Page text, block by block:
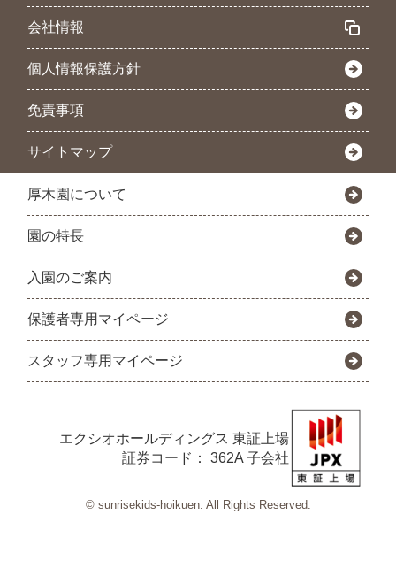
会社情報
個人情報保護方針
免責事項
サイトマップ
厚木園について
園の特長
入園のご案内
保護者専用マイページ
スタッフ専用マイページ
エクシオホールディングス 東証上場
証券コード： 362A 子会社
© sunrisekids-hoikuen. All Rights Reserved.